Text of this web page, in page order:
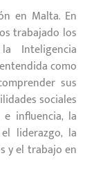
en Malta. En
trabajado los
Inteligencia
como
sus
sociales
influencia, la
liderazgo, la
y el trabajo en